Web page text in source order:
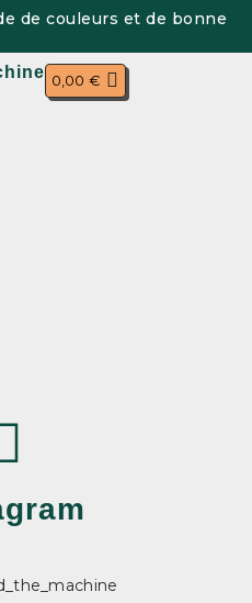
de couleurs et de bonne
0,00 €